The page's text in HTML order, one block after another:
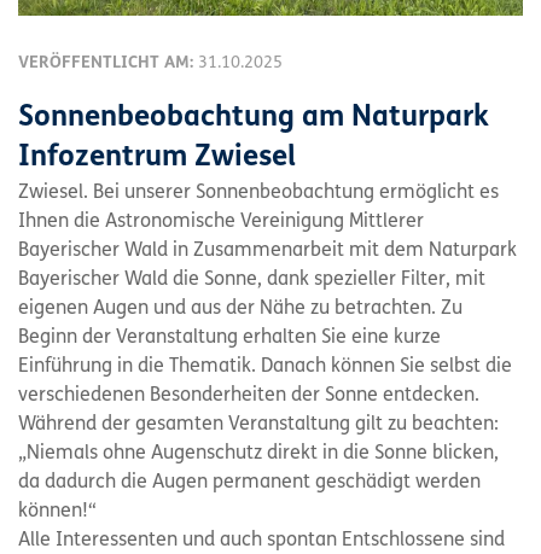
VERÖFFENTLICHT AM: 31.10.2025
Sonnenbeobachtung am Naturpark
Infozentrum Zwiesel
Zwiesel. Bei unserer Sonnenbeobachtung ermöglicht es
Ihnen die Astronomische Vereinigung Mittlerer
Bayerischer Wald in Zusammenarbeit mit dem Naturpark
Bayerischer Wald die Sonne, dank spezieller Filter, mit
eigenen Augen und aus der Nähe zu betrachten. Zu
Beginn der Veranstaltung erhalten Sie eine kurze
Einführung in die Thematik. Danach können Sie selbst die
verschiedenen Besonderheiten der Sonne entdecken.
Während der gesamten Veranstaltung gilt zu beachten:
„Niemals ohne Augenschutz direkt in die Sonne blicken,
da dadurch die Augen permanent geschädigt werden
können!“
Alle Interessenten und auch spontan Entschlossene sind